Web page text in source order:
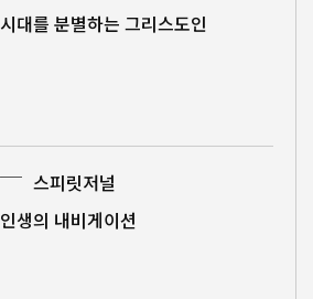
시대를 분별하는 그리스도인
스피릿저널
인생의 내비게이션